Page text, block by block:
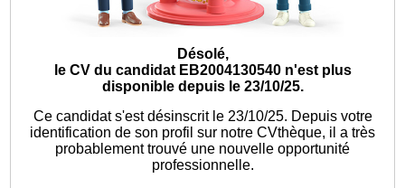
Désolé,
le CV du candidat EB2004130540 n'est plus
disponible depuis le 23/10/25.
Ce candidat s'est désinscrit le 23/10/25. Depuis votre
identification de son profil sur notre CVthèque, il a très
probablement trouvé une nouvelle opportunité
professionnelle.